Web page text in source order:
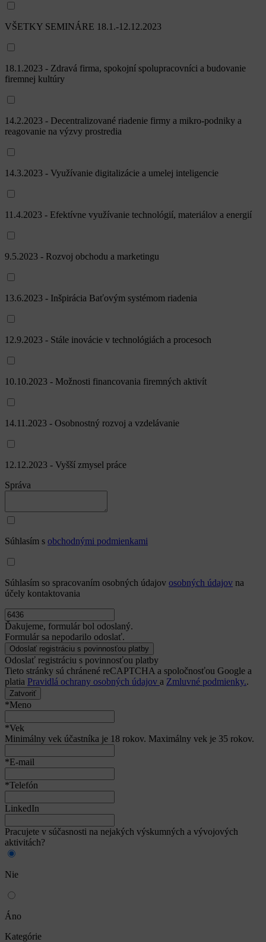
VŠETKY SEMINÁRE 18.1.-12.12.2023
18.1.2023 - Zdravá firma, spokojní spolupracovníci a budovanie
firemnej kultúry
14.2.2023 - Decentralizované riadenie firmy a mikro-podniky a
reagovanie na výzvy prostredia
14.3.2023 - Využívanie digitalizácie a umelej inteligencie
11.4.2023 - Efektívne využívanie technológií, materiálov a energií
9.5.2023 - Rozvoj obchodu a marketingu
13.6.2023 - Inšpirácia Baťovým systémom riadenia
12.9.2023 - Stále inovácie v technológiách a procesoch
10.10.2023 - Možnosti financovania firemných aktivít
14.11.2023 - Osobnostný rozvoj a vzdelávanie
12.12.2023 - Vyšší zmysel práce
Správa
Súhlasím s obchodnými podmienkami
Súhlasím so spracovaním osobných údajov osobných údajov na
účely kontaktovania
Ďakujeme, formulár bol odoslaný.
Formulár sa nepodarilo odoslať.
Odoslať registráciu s povinnosťou platby
Tieto stránky sú chránené reCAPTCHA a spoločnosťou Google a
platia Pravidlá ochrany osobných údajov a Zmluvné podmienky..
Zatvoriť
*Meno
*Vek
Minimálny vek účastníka je 18 rokov. Maximálny vek je 35 rokov.
*E-mail
*Telefón
LinkedIn
Pracujete v súčasnosti na nejakých výskumných a vývojových
aktivitách?
Nie
Áno
Kategórie